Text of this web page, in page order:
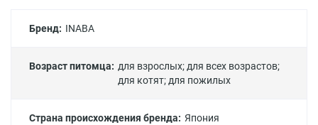
Бренд: INABA
Возраст питомца: для взрослых;для всех возрастов;
для котят;для пожилых
Страна происхождения бренда: Япония